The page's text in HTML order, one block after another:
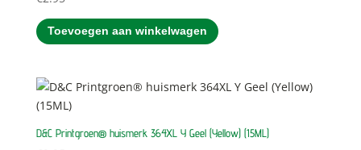
Toevoegen aan winkelwagen
D&C Printgroen® huismerk 364XL Y Geel (Yellow) (15ML)